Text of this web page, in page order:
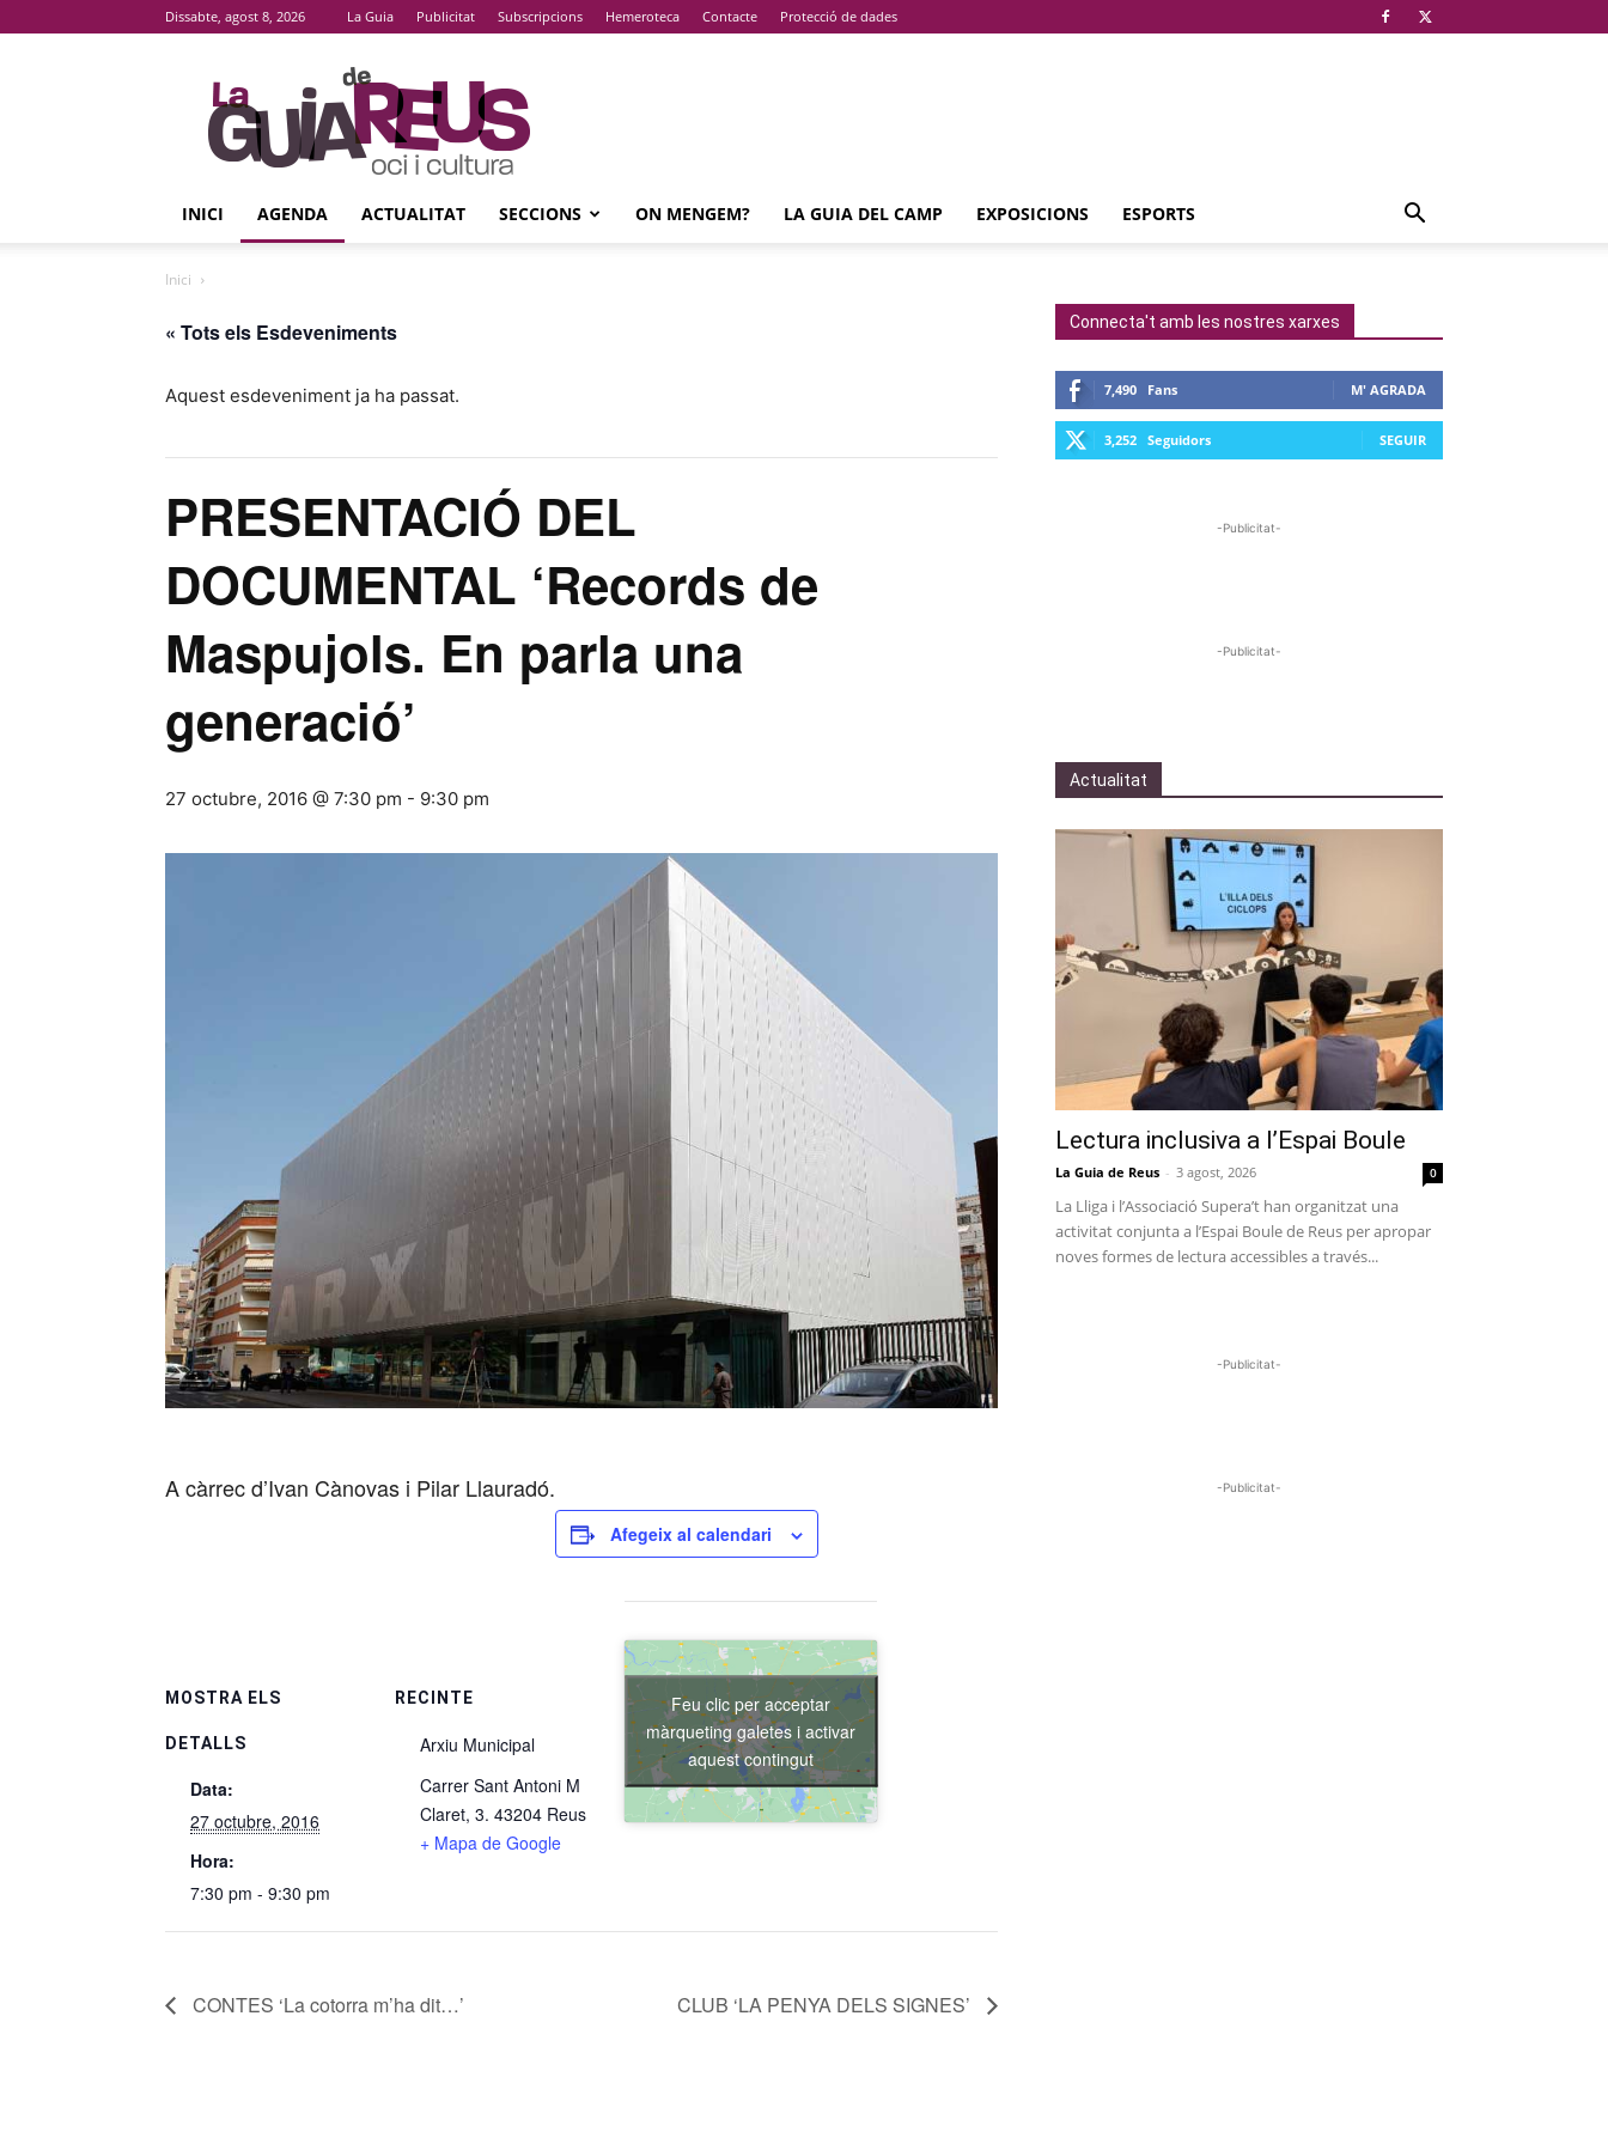
Dissabte, agost 8, 2026 La Guia Publicitat Subscripcions Hemeroteca Contacte Protecció de dades
La
Guia
De
Reus
INICI AGENDA ACTUALITAT SECCIONS ON MENGEM? LA GUIA DEL CAMP EXPOSICIONS ESPORTS
Inici
« Tots els Esdeveniments
Aquest esdeveniment ja ha passat.
PRESENTACIÓ DEL
DOCUMENTAL ‘Records de
Maspujols. En parla una
generació’
27 octubre, 2016 @ 7:30 pm - 9:30 pm
A càrrec d’Ivan Cànovas i Pilar Llauradó.
Afegeix al calendari
MOSTRA ELS
DETALLS
Data:
27 octubre, 2016
Hora:
7:30 pm - 9:30 pm
RECINTE
Arxiu Municipal
Carrer Sant Antoni M
Claret, 3. 43204 Reus
+ Mapa de Google
Feu clic per acceptar
màrqueting galetes i activar
aquest contingut
CONTES ‘La cotorra m’ha dit…’ CLUB ‘LA PENYA DELS SIGNES’
Connecta't amb les nostres xarxes
7,490 Fans M' AGRADA
3,252 Seguidors SEGUIR
-Publicitat-
-Publicitat-
Actualitat
Lectura inclusiva a l’Espai Boule
La Guia de Reus - 3 agost, 2026 0
La Lliga i l’Associació Supera’t han organitzat una
activitat conjunta a l’Espai Boule de Reus per apropar
noves formes de lectura accessibles a través...
-Publicitat-
-Publicitat-